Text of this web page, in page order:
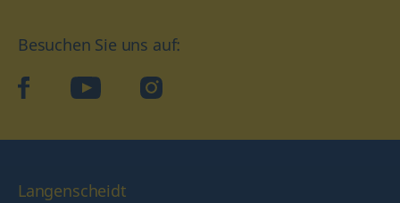
Besuchen Sie uns auf:
facebookYouTube Instagram
Langenscheidt